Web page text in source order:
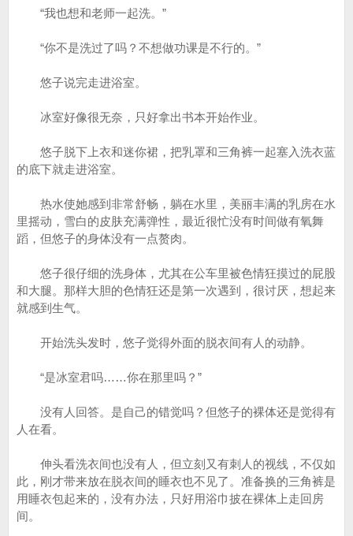
“我也想和老师一起洗。”
“你不是洗过了吗？不想做功课是不行的。”
悠子说完走进浴室。
冰室好像很无奈，只好拿出书本开始作业。
悠子脱下上衣和迷你裙，把乳罩和三角裤一起塞入洗衣蓝
的底下就走进浴室。
热水使她感到非常舒畅，躺在水里，美丽丰满的乳房在水
里摇动，雪白的皮肤充满弹性，最近很忙没有时间做有氧舞
蹈，但悠子的身体没有一点赘肉。
悠子很仔细的洗身体，尤其在公车里被色情狂摸过的屁股
和大腿。那样大胆的色情狂还是第一次遇到，很讨厌，想起来
就感到生气。
开始洗头发时，悠子觉得外面的脱衣间有人的动静。
“是冰室君吗……你在那里吗？”
没有人回答。是自己的错觉吗？但悠子的裸体还是觉得有
人在看。
伸头看洗衣间也没有人，但立刻又有刺人的视线，不仅如
此，刚才带来放在脱衣间的睡衣也不见了。准备换的三角裤是
用睡衣包起来的，没有办法，只好用浴巾披在裸体上走回房
间。